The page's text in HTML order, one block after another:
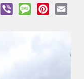
Skype Viber MessagePinterest